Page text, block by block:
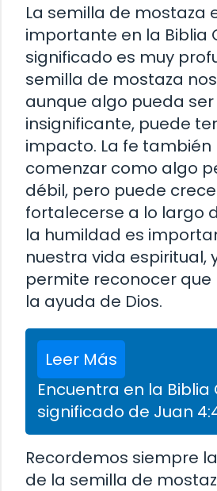
La semilla de mostaza
importante en la Biblia
significado es muy
semilla de mostaza
aunque algo pueda
insignificante, puede
impacto. La fe también
comenzar como algo
débil, pero puede
fortalecerse a lo largo
la humildad es
nuestra vida espiritual,
permite reconocer
la ayuda de Dios.
Leer Más
Encuentra en la
significado de Juan
Recordemos siempre
de la semilla de